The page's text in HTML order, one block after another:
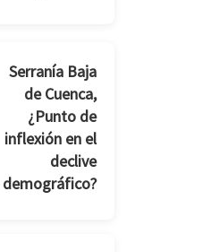
Serranía Baja
de Cuenca,
¿Punto de
inflexión en el
declive
demográfico?